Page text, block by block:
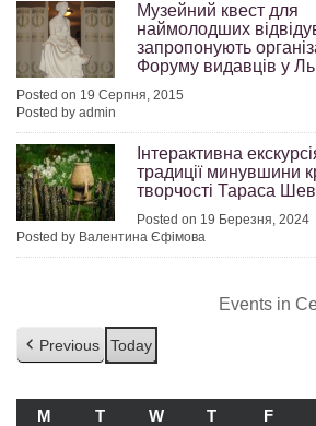
Музейний квест для
наймолодших
запропонують
Форуму видавців у
Posted on 19 Серпня, 2015
Posted by admin
Інтерактивна
традиції минувшини
творчості Тараса
Posted on 19 Березня, 2024
Posted by Валентина Єфімова
Events in
Previous Today
M ПОНЕДІЛОК
T ВІВТОРОК
WСЕРЕДА
T ЧЕТВЕР
F